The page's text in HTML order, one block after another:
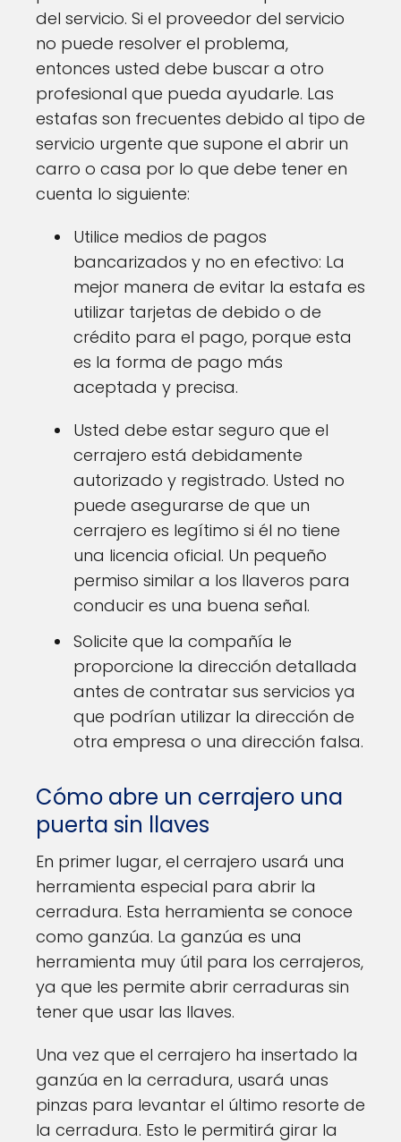
del servicio. Si el proveedor del servicio
no puede resolver el problema,
entonces usted debe buscar a otro
profesional que pueda ayudarle. Las
estafas son frecuentes debido al tipo de
servicio urgente que supone el abrir un
carro o casa por lo que debe tener en
cuenta lo siguiente:
Utilice medios de pagos
bancarizados y no en efectivo: La
mejor manera de evitar la estafa es
utilizar tarjetas de debido o de
crédito para el pago, porque esta
es la forma de pago más
aceptada y precisa.
Usted debe estar seguro que el
cerrajero está debidamente
autorizado y registrado. Usted no
puede asegurarse de que un
cerrajero es legítimo si él no tiene
una licencia oficial. Un pequeño
permiso similar a los llaveros para
conducir es una buena señal.
Solicite que la compañía le
proporcione la dirección detallada
antes de contratar sus servicios ya
que podrían utilizar la dirección de
otra empresa o una dirección falsa.
Cómo abre un cerrajero una
puerta sin llaves
En primer lugar, el cerrajero usará una
herramienta especial para abrir la
cerradura. Esta herramienta se conoce
como ganzúa. La ganzúa es una
herramienta muy útil para los cerrajeros,
ya que les permite abrir cerraduras sin
tener que usar las llaves.
Una vez que el cerrajero ha insertado la
ganzúa en la cerradura, usará unas
pinzas para levantar el último resorte de
la cerradura. Esto le permitirá girar la